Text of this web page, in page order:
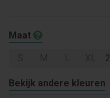
Maat
Bekijk andere kleuren